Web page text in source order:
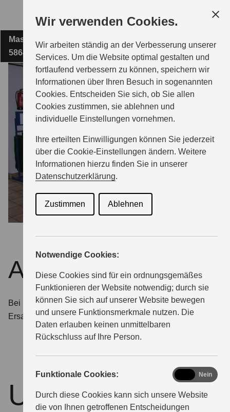
Wir verwenden Cookies.
Wir arbeiten ständig an der Verbesserung unserer
Services. Um die Website optimal gestalten und
fortlaufend verbessern zu können, speichern wir
Informationen über Ihren Besuch in sogenannten
Cookies. Entscheiden Sie sich, ob Sie allen
Cookies zustimmen, sie ablehnen und
individuelle Einstellungen vornehmen.
Ihre erteilten Einwilligungen können Sie jederzeit
über die Cookie-Einstellungen ändern. Weitere
Informationen hierzu finden Sie in unserer
Datenschutzerklärung.
Zustimmen Ablehnen
Notwendige Cookies:
Diese Cookies sind für ein ordnungsgemäßes
Funktionieren der Website notwendig; durch sie
können Sie sich auf unserer Website bewegen
und unsere Funktionsmerkmale nutzen. Die
Daten erlauben keinen unmittelbaren
Rückschluss auf Ihre Person.
Funktionale Cookies:
Durch diese Cookies kann sich unsere Website
die von Ihnen getroffenen Entscheidungen
functional
Nein
Hauptinhalt
FIRMA FRIEDEL WITTE E.K.
MODELLE
ZUBEHÖR
GESCHÄFTSKUNDEN
Masteweg 4
58640 Iserlohn
Ausstellungsraum
Bei uns finden Sie den Service und die passenden
Ersatzteile für Ihren Suzuki
Unser Team